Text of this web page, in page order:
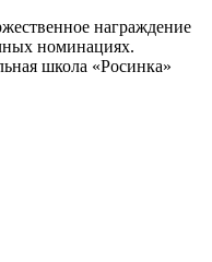
награждение
номинациях.
школа «Росинка»